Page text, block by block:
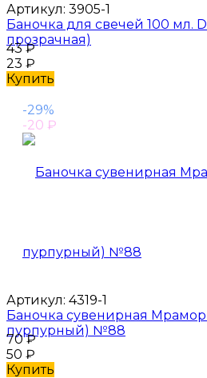
Артикул: 3905-1
Баночка для свечей 100 мл.
прозрачная)
43₽
23 ₽
Купить
-29%
-20 ₽
Артикул: 4319-1
Баночка сувенирная Мрамор
пурпурный) №88
70₽
50 ₽
Купить